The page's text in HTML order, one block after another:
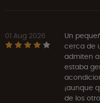
01 Aug 2026
Un
cerca de
admiten
estaba
¡aunque
de los